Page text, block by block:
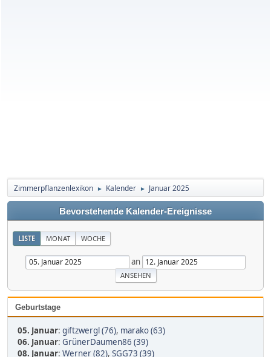
Zimmerpflanzenlexikon ► Kalender ► Januar 2025
Bevorstehende Kalender-Ereignisse
LISTE MONAT WOCHE
an
Geburtstage
05. Januar: giftzwergl (76), marako (63)
06. Januar: GrünerDaumen86 (39)
08. Januar: Werner (82), SGG73 (39)